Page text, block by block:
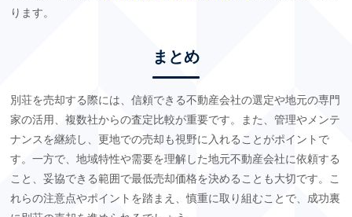
ります。
まとめ
別荘を売却する際には、信頼できる不動産会社の選定や地元の専門
家の活用、複数社からの査定比較が重要です。また、管理やメンテ
ナンスを継続し、更地での売却も視野に入れることがポイントで
す。一方で、地域特性や需要を理解した地元不動産会社に依頼する
こと、妥協できる範囲で最低売却価格を決めることも大切です。こ
れらの注意点やポイントを踏まえ、慎重に取り組むことで、成功裏